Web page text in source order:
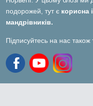
подорожей, тут є корисна
мандрівників.
Підписуйтесь на нас також